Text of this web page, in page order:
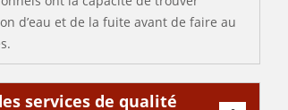
d’eau et de la fuite avant de faire au
services de qualité